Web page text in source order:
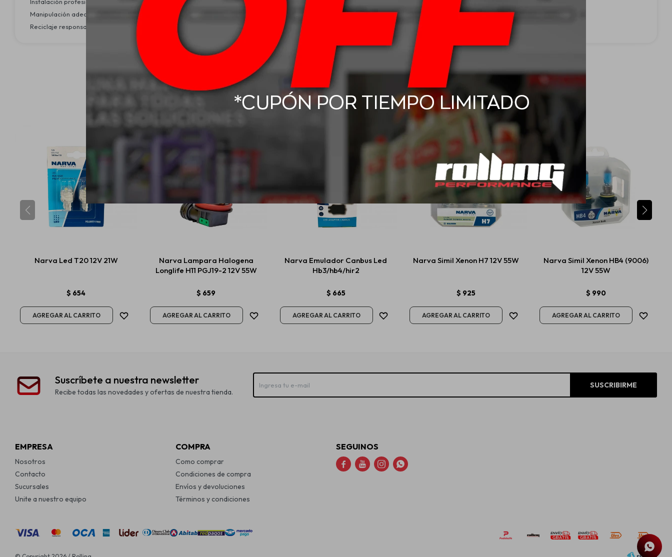
Manipulación adecuada: Evitar el mal uso o conexión incorrecta para no comprometer su funcionamiento.
Reciclaje responsable: Desechar componentes en centros autorizados al finalizar su vida útil.
Productos que te pueden interesar
Narva Led T20 12V 21W
$ 654
Narva Lampara Halogena
Longlife H11 PGJ19-2 12V 55W
$ 659
Narva Emulador Canbus Led
Hb3/hb4/hir2
$ 665
Narva Simil Xenon H7 12V 55W
$ 925
Narva Simil Xenon HB4 (9006)
12V 55W
$ 990
Suscríbete a nuestra newsletter
Recibe todas las novedades y ofertas de nuestra tienda.
SUSCRIBIRME
EMPRESA
Nosotros
Contacto
Sucursales
Unite a nuestro equipo
COMPRA
Como comprar
Condiciones de compra
Envíos y devoluciones
Términos y condiciones
SEGUINOS
   